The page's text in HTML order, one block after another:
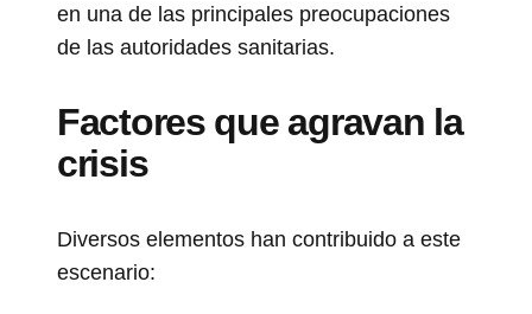
en una de las principales preocupaciones
de las autoridades sanitarias.
Factores que agravan la
crisis
Diversos elementos han contribuido a este
escenario: